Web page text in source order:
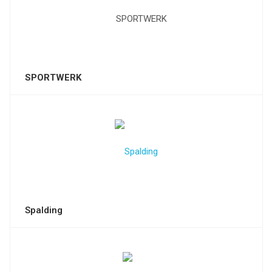
SPORTWERK
Spalding